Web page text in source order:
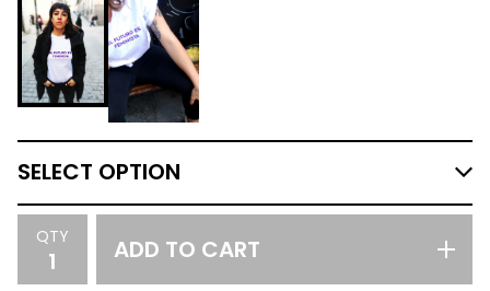
QTY ADD TO CART